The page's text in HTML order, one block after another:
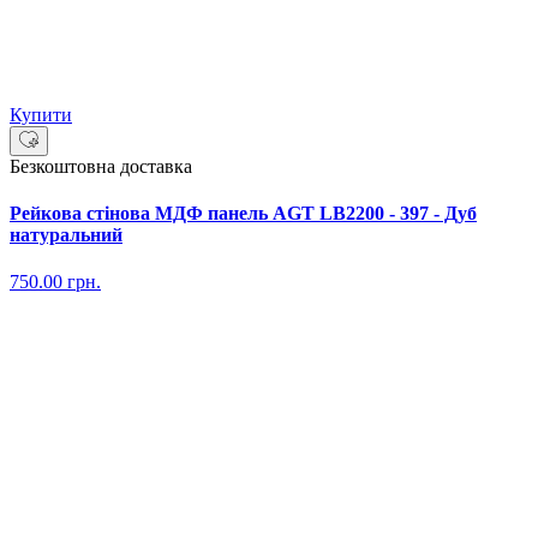
Купити
Безкоштовна доставка
Рейкова стінова МДФ панель AGT LB2200 - 397 - Дуб
натуральний
750.00 грн.